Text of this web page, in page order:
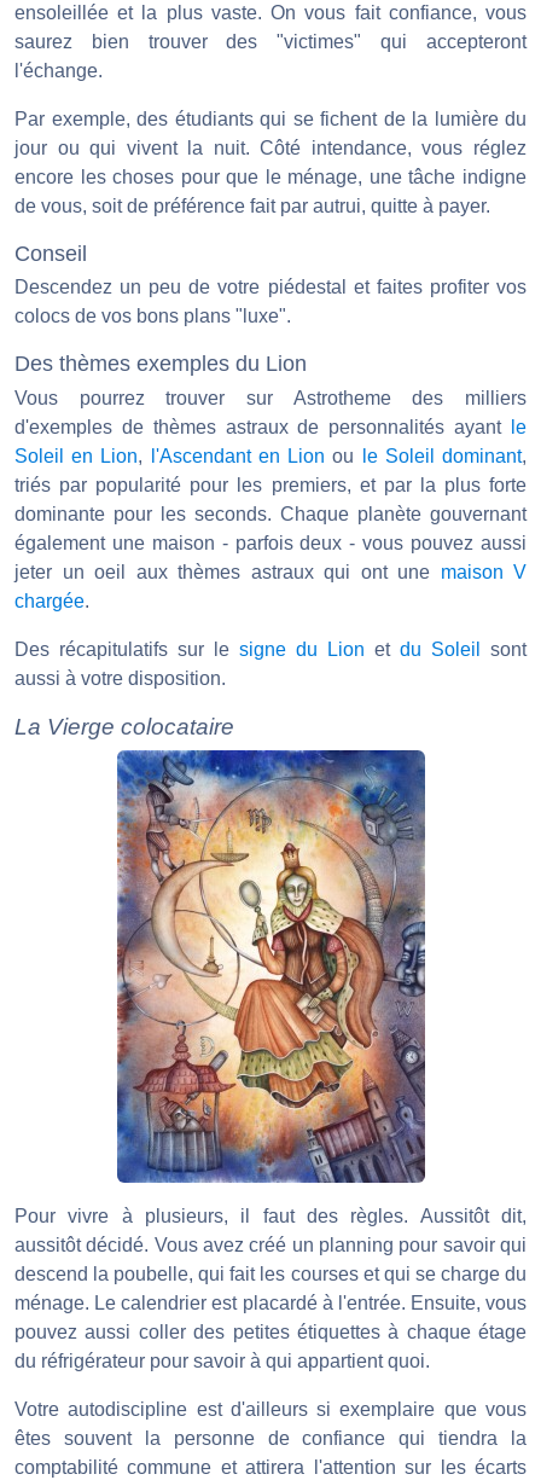
ensoleillée et la plus vaste. On vous fait confiance, vous
saurez bien trouver des "victimes" qui accepteront
l'échange.
Par exemple, des étudiants qui se fichent de la lumière du
jour ou qui vivent la nuit. Côté intendance, vous réglez
encore les choses pour que le ménage, une tâche indigne
de vous, soit de préférence fait par autrui, quitte à payer.
Conseil
Descendez un peu de votre piédestal et faites profiter vos
colocs de vos bons plans "luxe".
Des thèmes exemples du Lion
Vous pourrez trouver sur Astrotheme des milliers
d'exemples de thèmes astraux de personnalités ayant
le
Soleil en Lion, l'Ascendant en Lion ou le Soleil dominant,
triés par popularité pour les premiers, et par la plus forte
dominante pour les seconds. Chaque planète gouvernant
également une maison - parfois deux - vous pouvez aussi
jeter un oeil aux thèmes astraux qui ont une maison V
chargée.
Des récapitulatifs sur le signe du Lion et du Soleil
sont
aussi à votre disposition.
La Vierge colocataire
Pour vivre à plusieurs, il faut des règles. Aussitôt dit,
aussitôt décidé. Vous avez créé un planning pour savoir qui
descend la poubelle, qui fait les courses et qui se charge du
ménage. Le calendrier est placardé à l'entrée. Ensuite, vous
pouvez aussi coller des petites étiquettes à chaque étage
du réfrigérateur pour savoir à qui appartient quoi.
Votre autodiscipline est d'ailleurs si exemplaire que vous
êtes souvent la personne de confiance qui tiendra la
comptabilité commune et attirera l'attention sur les écarts